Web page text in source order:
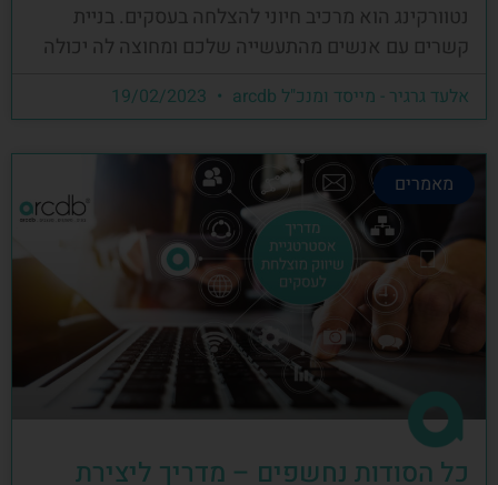
נטוורקינג הוא מרכיב חיוני להצלחה בעסקים. בניית
קשרים עם אנשים מהתעשייה שלכם ומחוצה לה יכולה
אלעד גרגיר - מייסד ומנכ"ל arcdb
מאמרים
כל הסודות נחשפים – מדריך ליצירת